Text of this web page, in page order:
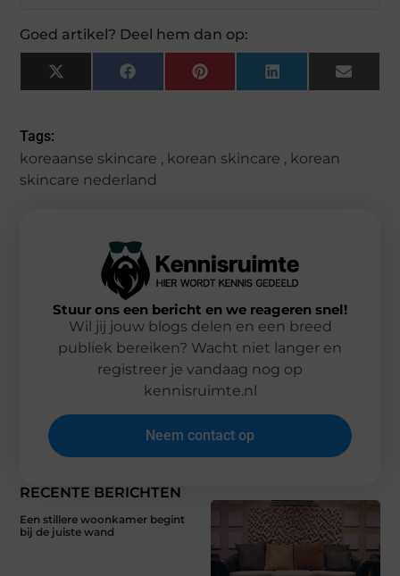
Goed artikel? Deel hem dan op:
X
(Twitter)
FacebookPinterestLinkedIn Email
Tags:
koreaanse skincare , korean skincare , korean
skincare nederland
RECENTE BERICHTEN
Een stillere woonkamer begint
bij de juiste wand
Stuur ons een bericht en we reageren snel!
Wil jij jouw blogs delen en een breed
publiek bereiken? Wacht niet langer en
registreer je vandaag nog op
kennisruimte.nl
Neem contact op